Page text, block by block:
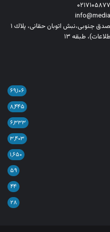
آدرس: تهران - خیابان میرداماد، خیابان مصدق جنوبی،نبش اتوبان حقانی، پلاك ١
طبقه ۱۳
۶۹,۱۰۶
۸,۴۴۵
۶,۳۳۳
۳,۴۰۳
۱,۶۵۰
۵۹
۴۴
۲۸